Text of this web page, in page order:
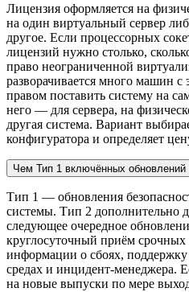
Лицензия оформляется на
на один виртуальный сервер
другое. Если процессорных
лицензий нужно столько,
право неограниченной
разворачивается много машин с
правом поставить систему на
него — для сервера, на
другая система. Вариант
конфигуратора и определяет
Чем Тип 1 включённых обновлений
Тип 1 — обновления
системы. Тип 2 дополнительно
следующее очередное
круглосуточный приём
информации о сбоях,
средах и инцидент-менеджера.
на новые выпуски по мере